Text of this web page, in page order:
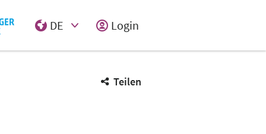
DE
Login
Teilen